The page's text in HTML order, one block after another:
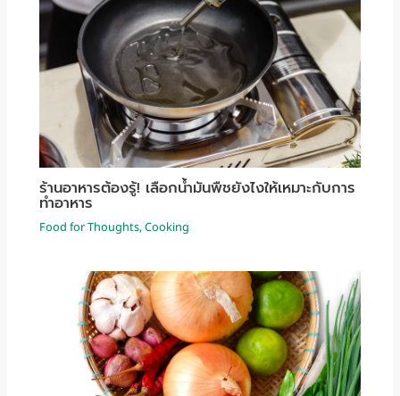
ร้านอาหารต้องรู้! เลือกน้ำมันพืชยังไงให้เหมาะกับการ
ทำอาหาร
Food for Thoughts,Cooking